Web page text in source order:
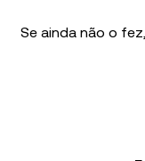
Se ainda não o